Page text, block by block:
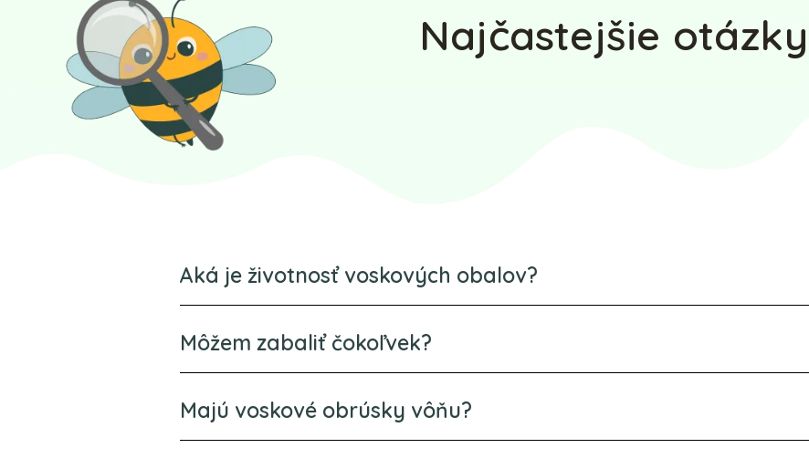
Najčastejšie otázky
Aká je životnosť voskových obalov?
Môžem zabaliť čokoľvek?
Majú voskové obrúsky vôňu?